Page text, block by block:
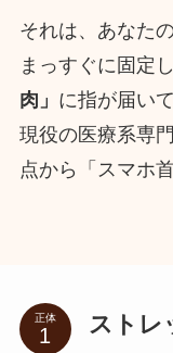
それは、あなた
まっすぐに固定
肉」 に指が届い
現役の医療系専
点から「スマホ
正体
ストレ